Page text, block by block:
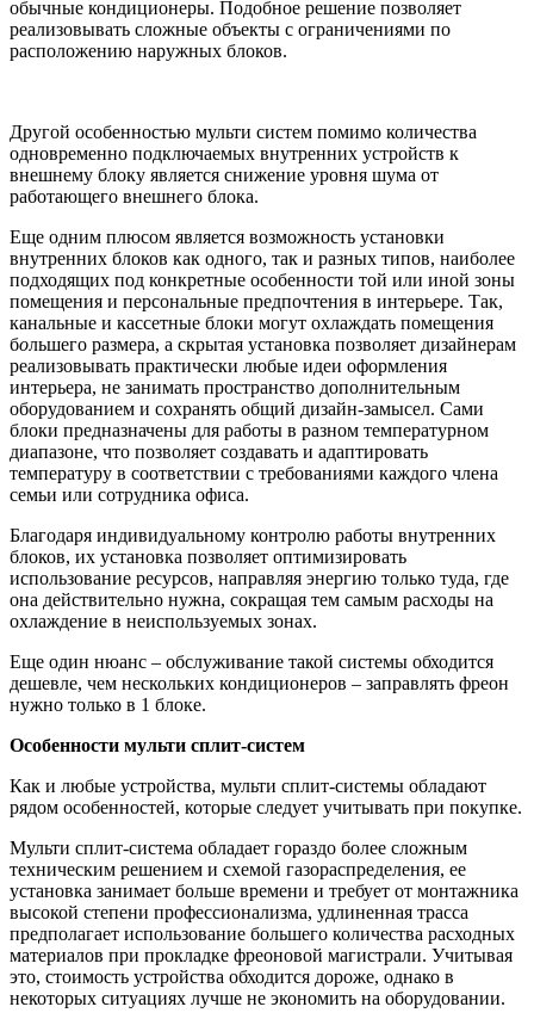
обычные кондиционеры. Подобное решение позволяет
реализовывать сложные объекты с ограничениями по
расположению наружных блоков.
Другой особенностью мульти систем помимо количества
одновременно подключаемых внутренних устройств к
внешнему блоку является снижение уровня шума от
работающего внешнего блока.
Еще одним плюсом является возможность установки
внутренних блоков как одного, так и разных типов, наиболее
подходящих под конкретные особенности той или иной зоны
помещения и персональные предпочтения в интерьере. Так,
канальные и кассетные блоки могут охлаждать помещения
большего размера, а скрытая установка позволяет дизайнерам
реализовывать практически любые идеи оформления
интерьера, не занимать пространство дополнительным
оборудованием и сохранять общий дизайн-замысел. Сами
блоки предназначены для работы в разном температурном
диапазоне, что позволяет создавать и адаптировать
температуру в соответствии с требованиями каждого члена
семьи или сотрудника офиса.
Благодаря индивидуальному контролю работы внутренних
блоков, их установка позволяет оптимизировать
использование ресурсов, направляя энергию только туда, где
она действительно нужна, сокращая тем самым расходы на
охлаждение в неиспользуемых зонах.
Еще один нюанс – обслуживание такой системы обходится
дешевле, чем нескольких кондиционеров – заправлять фреон
нужно только в 1 блоке.
Особенности мульти сплит-систем
Как и любые устройства, мульти сплит-системы обладают
рядом особенностей, которые следует учитывать при покупке.
Мульти сплит-система обладает гораздо более сложным
техническим решением и схемой газораспределения, ее
установка занимает больше времени и требует от монтажника
высокой степени профессионализма, удлиненная трасса
предполагает использование большего количества расходных
материалов при прокладке фреоновой магистрали. Учитывая
это, стоимость устройства обходится дороже, однако в
некоторых ситуациях лучше не экономить на оборудовании.